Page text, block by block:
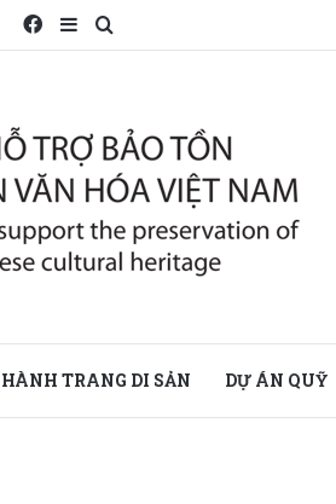
Facebook
Sidebar
HÀNH TRANG DI SẢN DỰ ÁN QUỸ